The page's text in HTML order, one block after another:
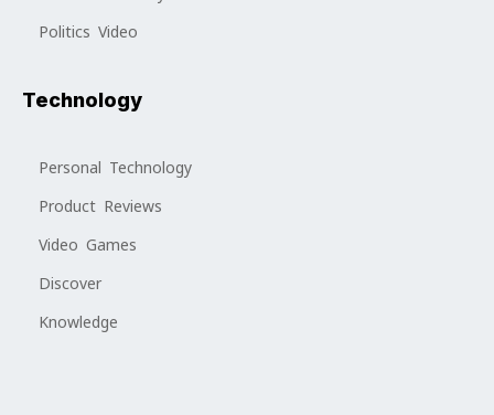
Politics Video
Technology
Personal Technology
Product Reviews
Video Games
Discover
Knowledge